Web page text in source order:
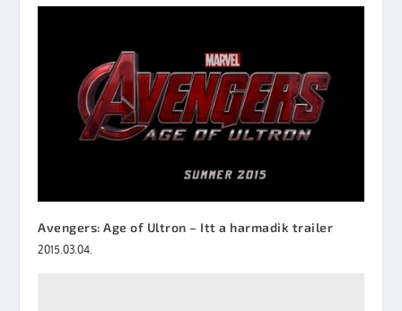
Avengers: Age of Ultron – Itt a harmadik trailer
2015.03.04.